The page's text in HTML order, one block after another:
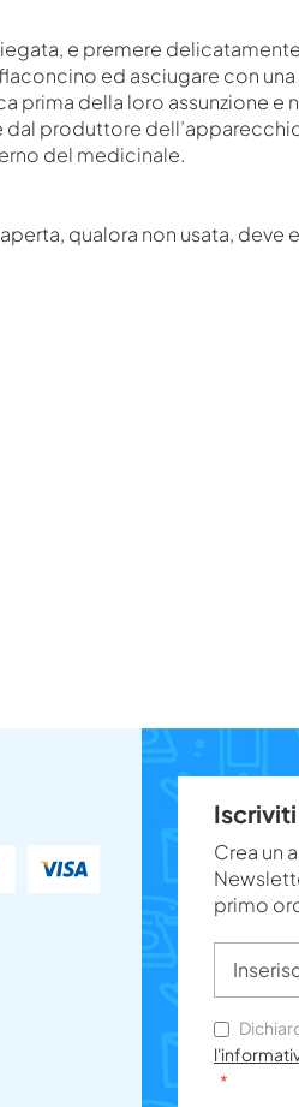
e premere
ed asciugare con
prima della loro assunzione e
produttore
del medicinale.
qualora non usata, deve
Crea un
primo